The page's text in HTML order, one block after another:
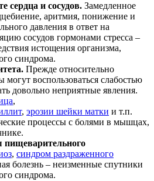
сердца и сосудов. Замедленное
аритмия, понижение и
давления в ответ на
сосудов гормонами стресса –
истощения организма,
синдрома.
Прежде относительно
воспользоваться слабостью
довольно неприятные явления.
,
, эрозии шейки матки и т.п.
процессы с болями в мышцах,
, синдром раздраженного
болезнь – неизменные спутники
синдрома.